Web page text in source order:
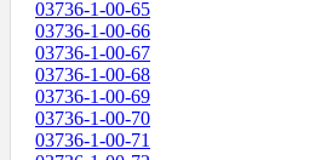
03736-1-00-65
03736-1-00-66
03736-1-00-67
03736-1-00-68
03736-1-00-69
03736-1-00-70
03736-1-00-71